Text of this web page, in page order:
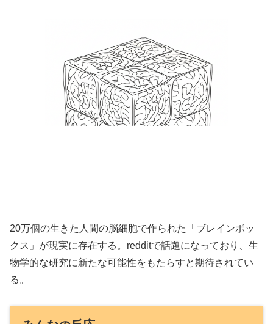
20万個の生きた人間の脳細胞で作られた「ブレインボッ
クス」が現実に存在する。redditで話題になっており、生
物学的な研究に新たな可能性をもたらすと期待されてい
る。